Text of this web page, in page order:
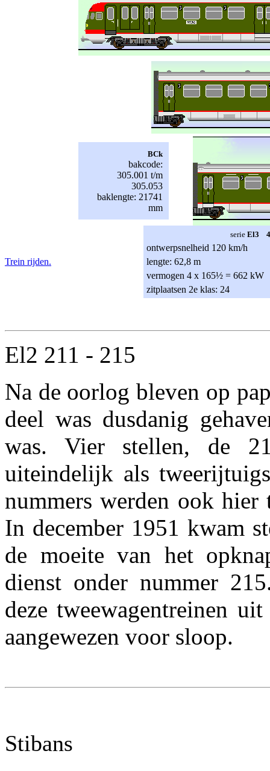
BCk
bakcode:
305.001 t/m
305.053
baklengte: 21741
mm
Trein rijden.
serie El3
ontwerpsnelheid 120 km/h
lengte: 62,8 m
vermogen 4 x 165½ = 662 kW
zitplaatsen 2e klas: 24
El2 211 - 215
Na de oorlog bleven op
deel was dusdanig
was. Vier stellen, de
uiteindelijk als
nummers werden ook hier
In december 1951 kwam
de moeite van het
dienst onder nummer
deze tweewagentreinen
aangewezen voor sloop.
Stibans